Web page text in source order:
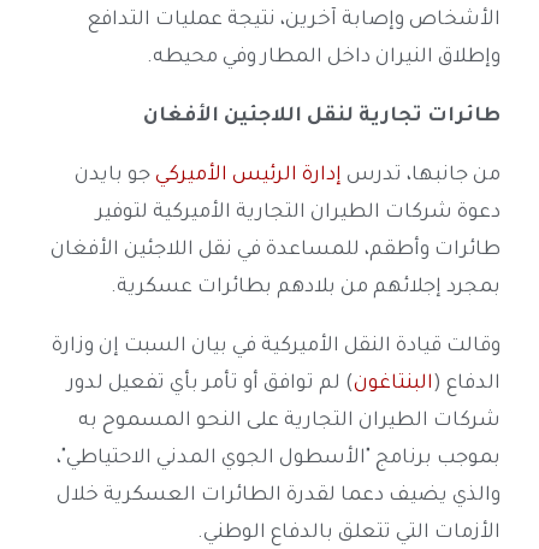
الأشخاص وإصابة آخرين، نتيجة عمليات التدافع
وإطلاق النيران داخل المطار وفي محيطه.
طائرات تجارية لنقل اللاجئين الأفغان
من جانبها، تدرس إدارة الرئيس الأميركي جو بايدن
دعوة شركات الطيران التجارية الأميركية لتوفير
طائرات وأطقم، للمساعدة في نقل اللاجئين الأفغان
بمجرد إجلائهم من بلادهم بطائرات عسكرية.
وقالت قيادة النقل الأميركية في بيان السبت إن وزارة
الدفاع ( البنتاغون) لم توافق أو تأمر بأي تفعيل لدور
شركات الطيران التجارية على النحو المسموح به
بموجب برنامج "الأسطول الجوي المدني الاحتياطي"،
والذي يضيف دعما لقدرة الطائرات العسكرية خلال
الأزمات التي تتعلق بالدفاع الوطني.